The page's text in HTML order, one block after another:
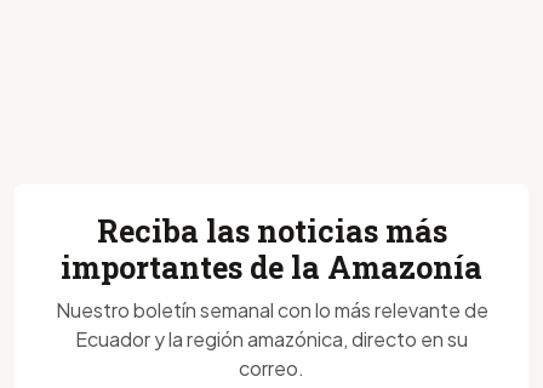
Reciba las noticias más
importantes de la Amazonía
Nuestro boletín semanal con lo más relevante de
Ecuador y la región amazónica, directo en su
correo.